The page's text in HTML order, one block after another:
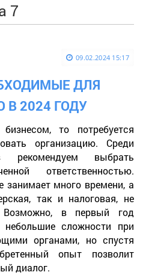
7
09.02.2024 15:17
ДЛЯ
В 2024 ГОДУ
то потребуется
организацию. Среди
рекомендуем выбрать
ответственностью.
занимает много времени, а
так и налоговая, не
Возможно, в первый год
небольшие сложности при
органами, но спустя
опыт позволит
диалог.